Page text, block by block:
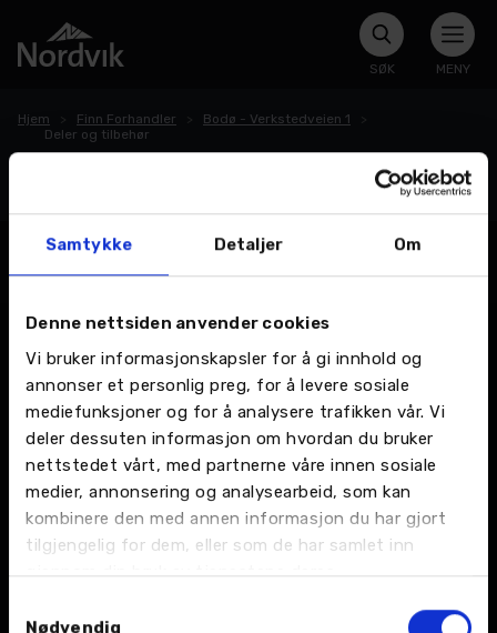
Samtykke Detaljer Om
Denne nettsiden anvender cookies
Vi bruker informasjonskapsler for å gi innhold og
annonser et personlig preg, for å levere sosiale
mediefunksjoner og for å analysere trafikken vår. Vi
deler dessuten informasjon om hvordan du bruker
nettstedet vårt, med partnerne våre innen sosiale
medier, annonsering og analysearbeid, som kan
kombinere den med annen informasjon du har gjort
tilgjengelig for dem, eller som de har samlet inn
gjennom din bruk av tjenestene deres.
Nødvendig
SØK MENY
Hjem Finn Forhandler
Bodø - Verkstedveien 1
Deler og tilbehør
BIL
Nybil